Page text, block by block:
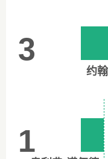
3
约
1